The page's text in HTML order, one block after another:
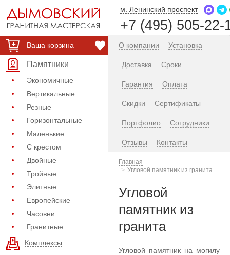
Ваша корзина
Памятники
Экономичные
Вертикальные
Резные
Горизонтальные
Маленькие
С крестом
Двойные
Тройные
Элитные
Европейские
Часовни
Гранитные
Комплексы
м. Ленинский проспект
+7 (495) 505-22-
О компании Установка
Доставка Сроки
Гарантия Оплата
Скидки Сертификаты
Портфолио Сотрудники
Отзывы Контакты
Главная
Угловой памятник из гранита
Угловой
памятник из
гранита
Угловой памятник на могилу